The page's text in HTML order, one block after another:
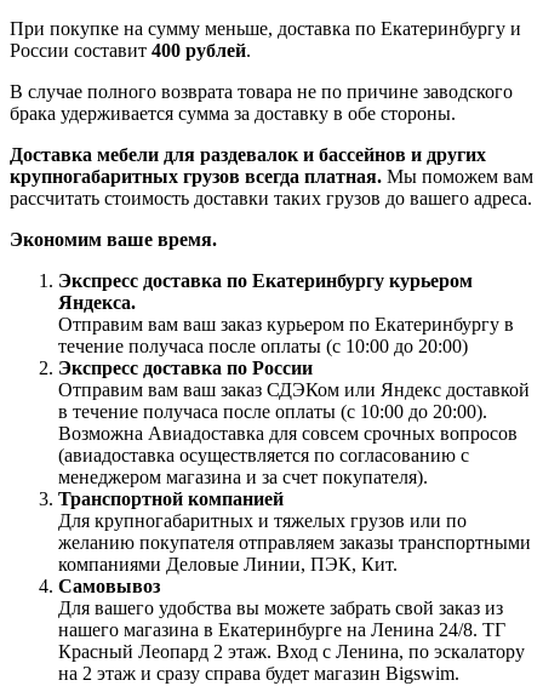
При покупке на сумму меньше, доставка по Екатеринбургу и
России составит 400 рублей.
В случае полного возврата товара не по причине заводского
брака удерживается сумма за доставку в обе стороны.
Доставка мебели для раздевалок и бассейнов и других
крупногабаритных грузов всегда платная. Мы поможем вам
рассчитать стоимость доставки таких грузов до вашего адреса.
Экономим ваше время.
Экспресс доставка по Екатеринбургу курьером
Яндекса.
Отправим вам ваш заказ курьером по Екатеринбургу в
течение получаса после оплаты (с 10:00 до 20:00)
Экспресс доставка по России
Отправим вам ваш заказ СДЭКом или Яндекс доставкой
в течение получаса после оплаты (с 10:00 до 20:00).
Возможна Авиадоставка для совсем срочных вопросов
(авиадоставка осуществляется по согласованию с
менеджером магазина и за счет покупателя).
Транспортной компанией
Для крупногабаритных и тяжелых грузов или по
желанию покупателя отправляем заказы транспортными
компаниями Деловые Линии, ПЭК, Кит.
Самовывоз
Для вашего удобства вы можете забрать свой заказ из
нашего магазина в Екатеринбурге на Ленина 24/8. ТГ
Красный Леопард 2 этаж. Вход с Ленина, по эскалатору
на 2 этаж и сразу справа будет магазин Bigswim.